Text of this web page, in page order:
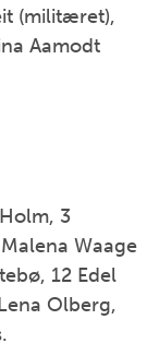
(militæret),
Aamodt
3
Waage
12 Edel
Olberg,